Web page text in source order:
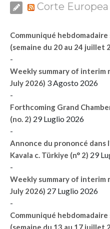
Corte
Communiqué
(semaine du 20 au 24 juillet
-
Weekly summary of interim
July 2026) 3 Agosto 2026
-
Forthcoming Grand
(no. 2) 29 Luglio 2026
-
Annonce du prononcé dans
Kavala c. Türkiye (n° 2) 29
-
Weekly summary of interim
July 2026) 27 Luglio 2026
-
Communiqué